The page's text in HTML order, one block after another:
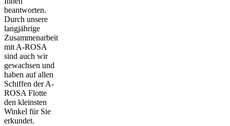
beantworten.
Durch unsere
langjährige
Zusammenarbeit
mit A-ROSA
sind auch wir
gewachsen und
haben auf allen
Schiffen der A-
ROSA Flotte
den kleinsten
Winkel für Sie
erkundet.